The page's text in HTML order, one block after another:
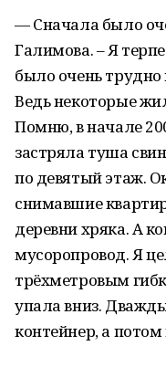
— Сначала было
Галимова. – Я
было очень трудно
Ведь некоторые
Помню, в начале
застряла туша
по девятый этаж.
снимавшие
деревни хряка. А
мусоропровод. Я
трёхметровым
упала вниз.
контейнер, а